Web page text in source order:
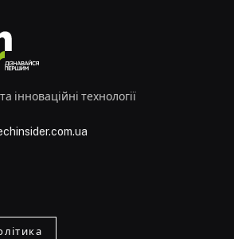
інноваційні технології